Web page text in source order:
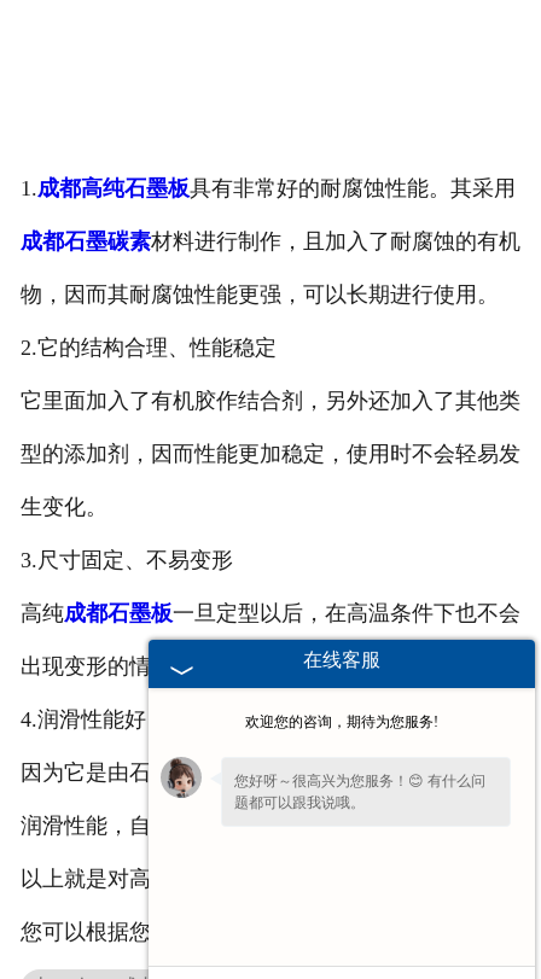
1.成都高纯石墨板具有非常好的耐腐蚀性能。其采用
成都石墨碳素材料进行制作，且加入了耐腐蚀的有机
物，因而其耐腐蚀性能更强，可以长期进行使用。
2.它的结构合理、性能稳定
它里面加入了有机胶作结合剂，另外还加入了其他类
型的添加剂，因而性能更加稳定，使用时不会轻易发
生变化。
3.尺寸固定、不易变形
高纯成都石墨板一旦定型以后，在高温条件下也不会
出现变形的情况，可以放心使用。
4.润滑性能好
因为它是由石墨材料制作的，因而保留了石墨材料的
润滑性能，自润性强。
以上就是对高纯石墨板使用如此广泛的简单介绍了，
您可以根据您的需求进行选购。
在线客服
欢迎您的咨询，期待为您服务!
您好呀～很高兴为您服务！😊 有什么问
题都可以跟我说哦。